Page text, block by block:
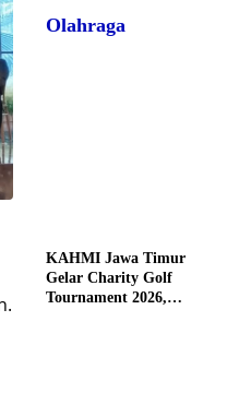
Olahraga
KAHMI Jawa Timur
Gelar Charity Golf
Tournament 2026,